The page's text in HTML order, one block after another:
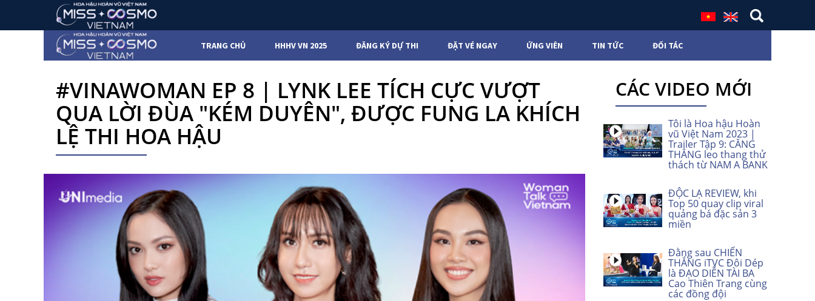
TRANG CHỦ HHHV VN 2025 ĐĂNG KÝ DỰ THI ĐẶT VÉ NGAY ỨNG VIÊN TIN TỨC ĐỐI TÁC
#VINAWOMAN EP 8 | LYNK LEE TÍCH CỰC VƯỢT
QUA LỜI ĐÙA "KÉM DUYÊN", ĐƯỢC FUNG LA KHÍCH
LỆ THI HOA HẬU
CÁC VIDEO MỚI
Tôi là Hoa hậu Hoàn
vũ Việt Nam 2023 |
Trailer Tập 9: CĂNG
THẲNG leo thang thử
thách từ NAM A BANK
ĐỘC LẠ REVIEW, khi
Top 50 quay clip viral
quảng bá đặc sản 3
miền
Đằng sau CHIẾN
THẮNG iTVC Đôi Dép
là ĐẠO DIỄN TÀI BA
Cao Thiên Trang cùng
các đồng đội